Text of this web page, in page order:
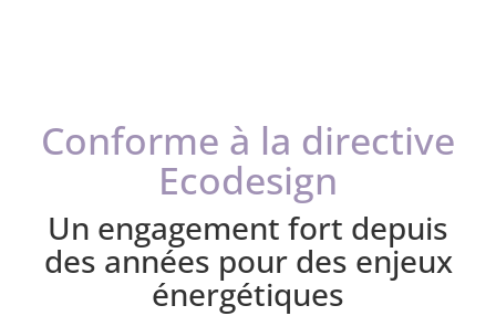
Conforme à la directive
Ecodesign
Un engagement fort depuis
des années pour des enjeux
énergétiques